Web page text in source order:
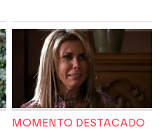
MOMENTO DESTACADO